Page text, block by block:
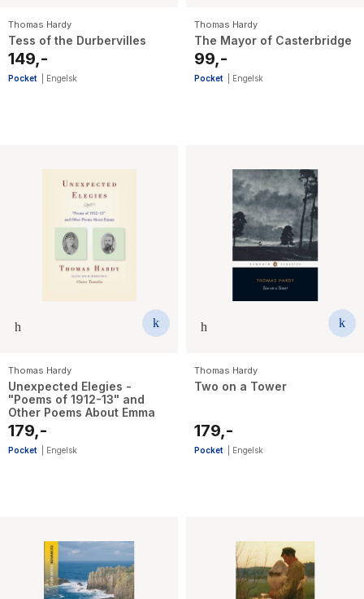
Thomas Hardy
Tess of the Durbervilles
149,-
Pocket Engelsk
Thomas Hardy
The Mayor of Casterbridge
99,-
Pocket Engelsk
Thomas Hardy
Unexpected Elegies -
"Poems of 1912-13" and
Other Poems About Emma
179,-
Pocket Engelsk
Thomas Hardy
Two on a Tower
179,-
Pocket Engelsk